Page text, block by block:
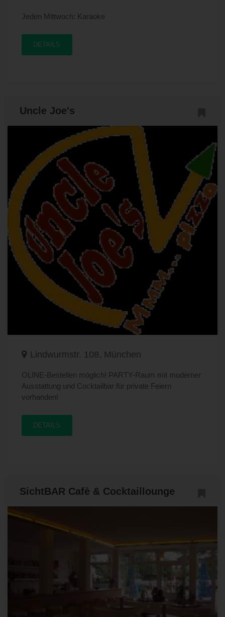
Jeden Mittwoch: Karaoke
DETAILS
Uncle Joe's
Lindwurmstr. 108, München
OLINE-Bestellen möglich! PARTY-Raum mit moderner
Ausstattung und Cocktailbar für private Feiern
vorhanden!
DETAILS
SichtBAR Cafè & Cocktaillounge